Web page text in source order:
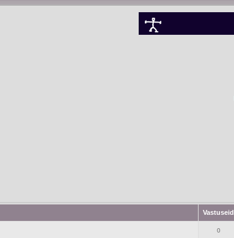
Vastuseid
0